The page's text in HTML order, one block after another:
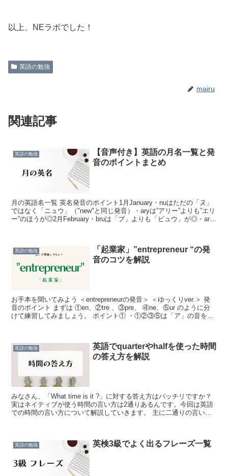
以上、NEラボでした！
英語の勉強
mairu
関連記事
英語の勉強
【音声付き】英語の月名一覧と発
音のポイントまとめ
月の英語名一覧 英名発音のポイント1月January・nuはただの「ヌ」
ではなく「ニュウ」（"new"と同じ発音）・aryは”アリー”よりも”エリ
ー”のほうが◎2月February・bruは「ブ」よりも「ビュウ」が◎・ary
英語の勉強
「起業家」”entrepreneur “の発
音のコツを解説
お手本を聞いてみよう ＜entrepreneurの発音＞ ＜ゆっくりver.＞ 発
音のポイント まずは ①en、②tre 、③pre、 ④ne、⑤ur のように分
けて練習してみましょう。 ポイント① ・①②③⑤は「ア」の音を意
英語の勉強
英語でquarterやhalfを使った時間
の答え方を解説
みなさん、「What time is it ?」に対する答え方はバッチリですか？
実はネイティブが使う時間の言い方は2通りあるんです。今回は英語
での時間の言い方について解説していきます。 主に二通りの言い方
英語の勉強 英検3級でよく出るフレーズ一覧